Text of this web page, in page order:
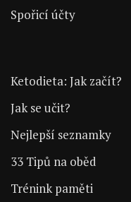
Spořicí účty
Ketodieta: Jak začít?
Jak se učit?
Nejlepší seznamky
33 Tipů na oběd
Trénink paměti